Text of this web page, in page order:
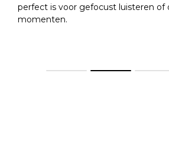
perfect is voor gefocust luisteren of
momenten.